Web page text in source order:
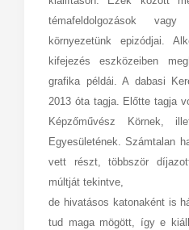
témafeldolgozások
környezetünk epizódjai.
kifejezés eszközeiben
grafika példái. A dabasi
2013 óta tagja. Előtte tagja
Képzőművész Körnek,
Egyesületének. Számtalan
vett részt, többször
múltját tekintve,
de hivatásos katonaként is
tud maga mögött, így e